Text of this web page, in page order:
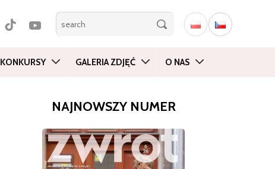
KONKURSY GALERIA ZDJĘĆ O NAS
NAJNOWSZY NUMER